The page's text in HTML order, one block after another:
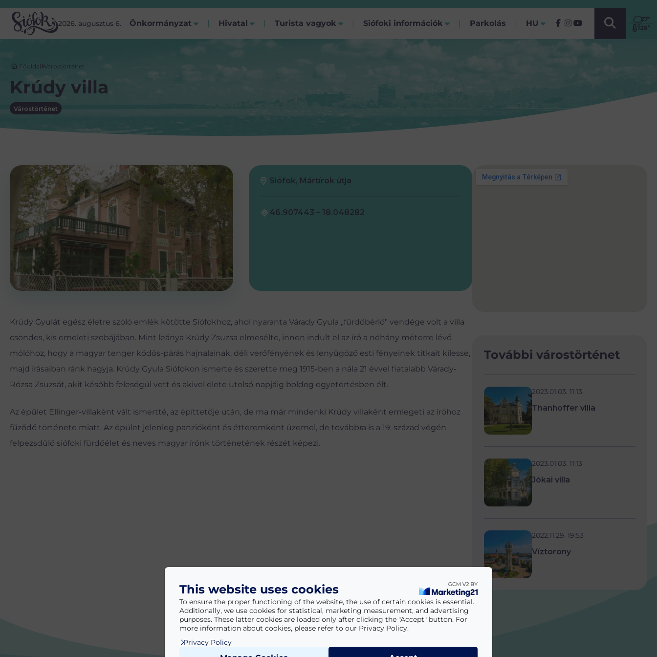
2026. augusztus 6. Önkormányzat Hivatal Turista vagyok Siófoki információk Parkolás
(Jelenlegi)
HU
VÁLASSZ NYELVET! 27º
26º
Főoldal Várostörténet
Krúdy villa
Várostörténet
Siófok, Mártírok útja
46.907443 – 18.048282
Krúdy Gyulát egész életre szóló emlék kötötte Siófokhoz, ahol nyaranta Várady Gyula „fürdőbérlő” vendége volt a villa
csöndes, kis emeleti szobájában. Mint leánya Krúdy Zsuzsa elmesélte, innen indult el az író a néhány méterre lévő
mólóhoz, hogy a magyar tenger ködös-párás hajnalainak, déli verőfényének és lenyűgöző esti fényeinek titkait kilesse,
majd írásaiban ránk hagyja. Krúdy Gyula Siófokon ismerte és szerette meg 1915-ben a nála 21 évvel fiatalabb Várady-
Rózsa Zsuzsát, akit később feleségül vett és akivel élete utolsó napjáig boldog egyetértésben élt.
Az épület Ellinger-villaként vált ismertté, az építtetője után, de ma már mindenki Krúdy villaként emlegeti az íróhoz
fűződő története miatt. Az épület jelenleg panzióként és étteremként üzemel, de továbbra is a 19. század végén
felpezsdülő siófoki fürdőélet és neves magyar írónk történetének részét képezi.
További várostörténet
2023.01.03. 11:13
Thanhoffer villa
2023.01.03. 11:13
Jókai villa
2022.11.29. 19:53
Víztorony
This website uses cookies
To ensure the proper functioning of the website, the use of certain cookies is essential.
Additionally, we use cookies for statistical, marketing measurement, and advertising
purposes. These latter cookies are loaded only after clicking the "Accept" button. For
more information about cookies, please refer to our Privacy Policy.
Privacy Policy